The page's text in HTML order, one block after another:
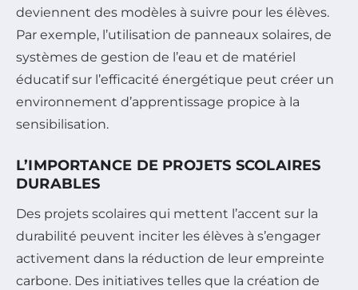
deviennent des modèles à suivre pour les élèves.
Par exemple, l’utilisation de panneaux solaires, de
systèmes de gestion de l’eau et de matériel
éducatif sur l’efficacité énergétique peut créer un
environnement d’apprentissage propice à la
sensibilisation.
L’IMPORTANCE DE PROJETS SCOLAIRES
DURABLES
Des projets scolaires qui mettent l’accent sur la
durabilité peuvent inciter les élèves à s’engager
activement dans la réduction de leur empreinte
carbone. Des initiatives telles que la création de